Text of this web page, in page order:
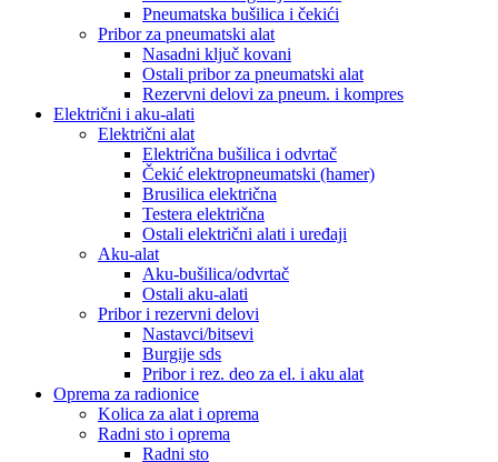
Pneumatska bušilica i čekići
Pribor za pneumatski alat
Nasadni ključ kovani
Ostali pribor za pneumatski alat
Rezervni delovi za pneum. i kompres
Električni i aku-alati
Električni alat
Električna bušilica i odvrtač
Čekić elektropneumatski (hamer)
Brusilica električna
Testera električna
Ostali električni alati i uređaji
Aku-alat
Aku-bušilica/odvrtač
Ostali aku-alati
Pribor i rezervni delovi
Nastavci/bitsevi
Burgije sds
Pribor i rez. deo za el. i aku alat
Oprema za radionice
Kolica za alat i oprema
Radni sto i oprema
Radni sto